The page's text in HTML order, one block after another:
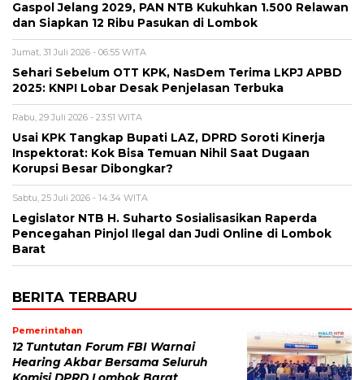
Gaspol Jelang 2029, PAN NTB Kukuhkan 1.500 Relawan
dan Siapkan 12 Ribu Pasukan di Lombok
Jumat, 31 Juli 2026 - 06:55 WITA
Sehari Sebelum OTT KPK, NasDem Terima LKPJ APBD
2025: KNPI Lobar Desak Penjelasan Terbuka
Rabu, 29 Juli 2026 - 23:51 WITA
Usai KPK Tangkap Bupati LAZ, DPRD Soroti Kinerja
Inspektorat: Kok Bisa Temuan Nihil Saat Dugaan
Korupsi Besar Dibongkar?
Sabtu, 25 Juli 2026 - 14:34 WITA
Legislator NTB H. Suharto Sosialisasikan Raperda
Pencegahan Pinjol Ilegal dan Judi Online di Lombok
Barat
BERITA TERBARU
Pemerintahan
12 Tuntutan Forum FBI Warnai
Hearing Akbar Bersama Seluruh